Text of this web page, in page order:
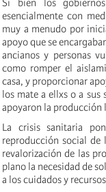
Si bien los
esencialmente con
muy a menudo por
apoyo que se
ancianos y personas
como romper el
casa, y proporcionar
los mate a ellxs o a sus
apoyaron la producción
La crisis sanitaria
reproducción social de
revalorización de las
plano la necesidad de
a los cuidados y